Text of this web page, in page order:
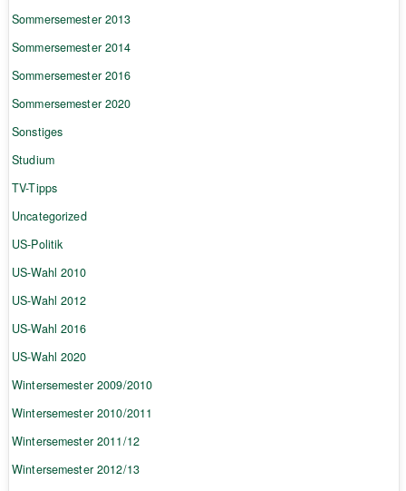
Sommersemester 2013
Sommersemester 2014
Sommersemester 2016
Sommersemester 2020
Sonstiges
Studium
TV-Tipps
Uncategorized
US-Politik
US-Wahl 2010
US-Wahl 2012
US-Wahl 2016
US-Wahl 2020
Wintersemester 2009/2010
Wintersemester 2010/2011
Wintersemester 2011/12
Wintersemester 2012/13